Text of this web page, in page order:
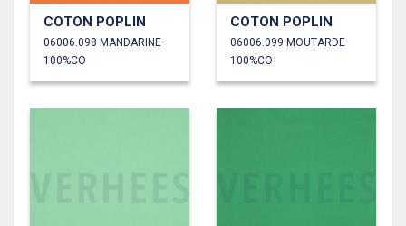
COTON POPLIN
06006.098 MANDARINE
100%CO
COTON POPLIN
06006.099 MOUTARDE
100%CO